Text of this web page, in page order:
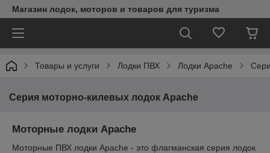
Магазин лодок, моторов и товаров для туризма
Товары и услуги Лодки ПВХ Лодки Apache
Серия моторно-килевых лодок Apache
Моторные лодки Apache
Моторные ПВХ лодки Apache - это флагманская серия лодок